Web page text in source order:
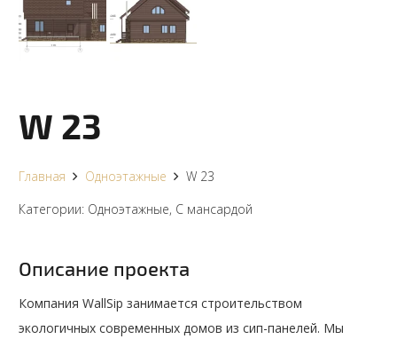
W 23
Главная Одноэтажные
W 23
Категории: Одноэтажные, С мансардой
Описание проекта
Компания WallSip занимается строительством
экологичных современных домов из сип-панелей. Мы